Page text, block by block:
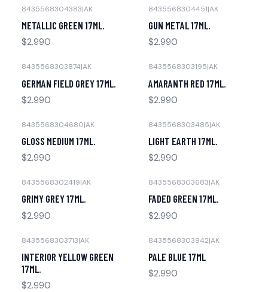
8435568304383|AK
METALLIC GREEN 17ML.
$2.990
8435568304451|AK
GUN METAL 17ML.
$2.990
8435568303874|AK
GERMAN FIELD GREY 17ML.
$2.990
8435568303195|AK
AMARANTH RED 17ML.
$2.990
8435568304680|AK
GLOSS MEDIUM 17ML.
$2.990
8435568303485|AK
LIGHT EARTH 17ML.
$2.990
8435568302419|AK
GRIMY GREY 17ML.
$2.990
8435568303683|AK
FADED GREEN 17ML.
$2.990
8435568303713|AK
INTERIOR YELLOW GREEN
17ML.
$2.990
8435568303942|AK
PALE BLUE 17ML
$2.990